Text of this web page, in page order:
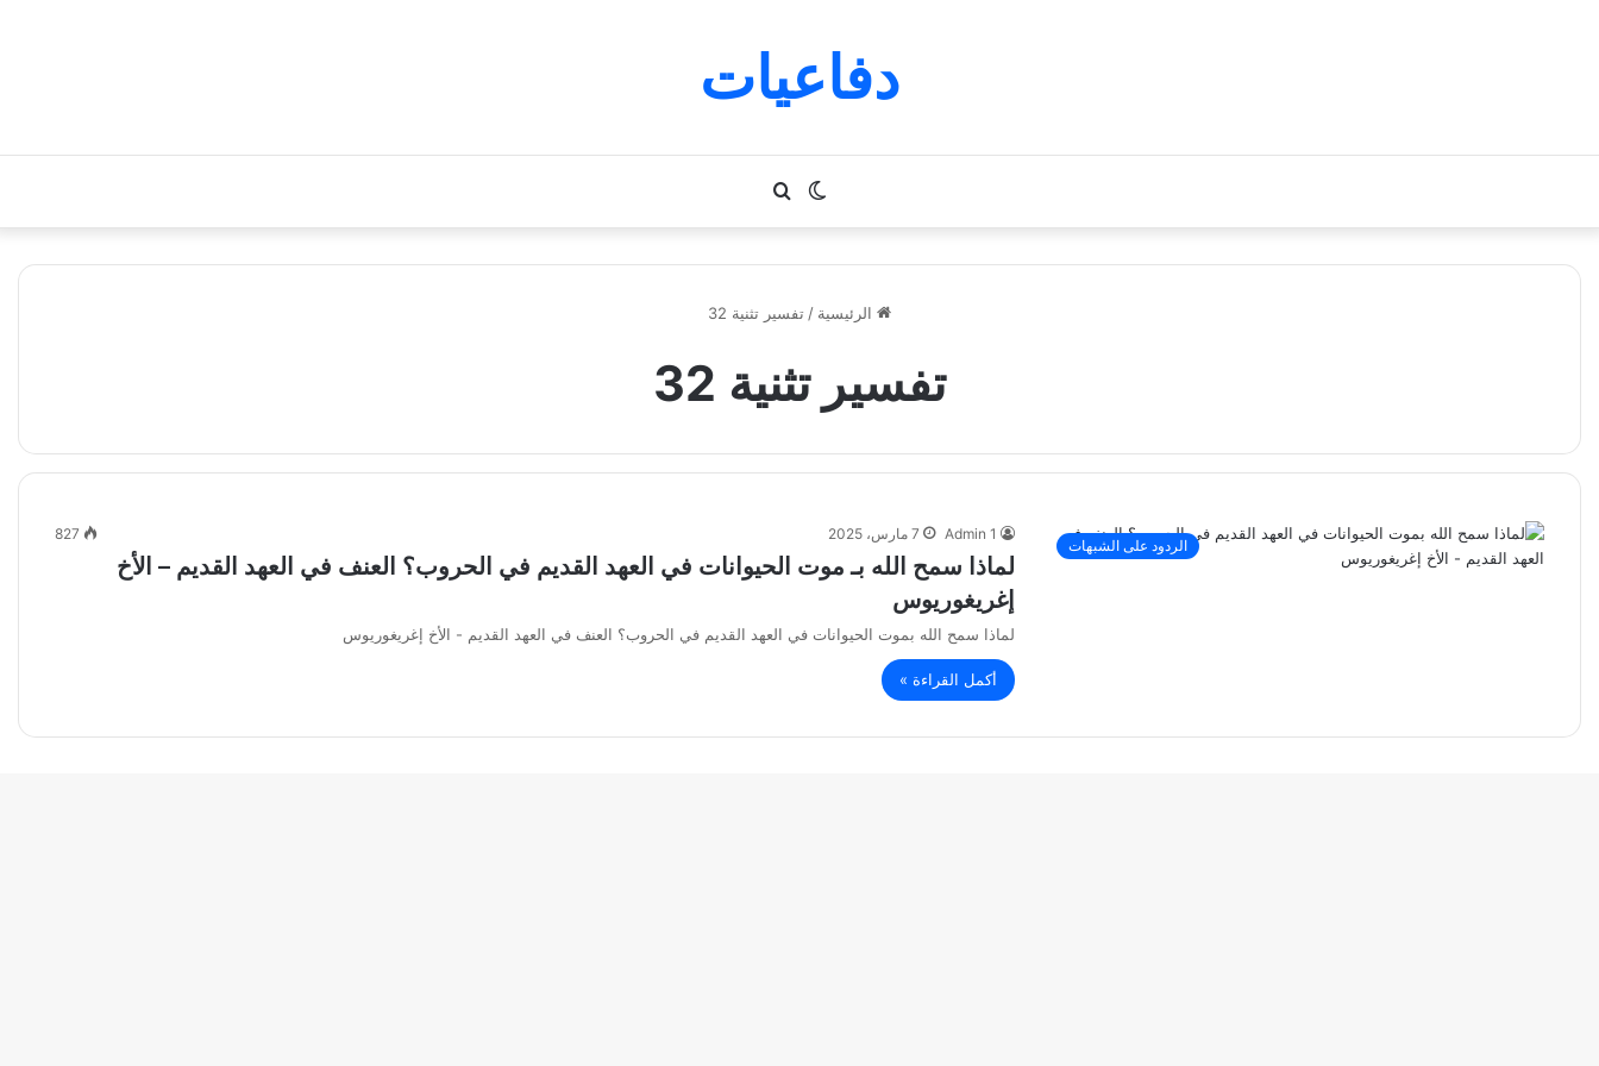
دفاعيات
بحث
عن
الوضع
المظلم
الرئيسية / تفسير تثنية 32
تفسير تثنية 32
الردود على الشبهات
Admin 1 7 مارس، 2025 827
لماذا سمح الله بـ موت الحيوانات في العهد القديم في الحروب؟ العنف في العهد القديم – الأخ
إغريغوريوس
لماذا سمح الله بموت الحيوانات في العهد القديم في الحروب؟ العنف في العهد القديم - الأخ إغريغوريوس
أكمل القراءة »